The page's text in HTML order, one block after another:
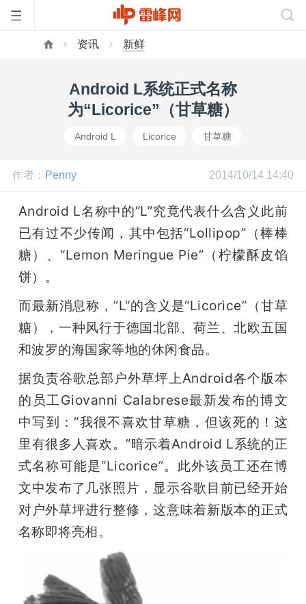
网
开
课
动
中
心
专
资讯 新鲜
Android L系统正式名称
为“Licorice”（甘草糖）
Android L Licorice 甘草糖
作者： Penny 2014/10/14 14:40
Android L名称中的“L”究竟代表什么含义此前
已有过不少传闻，其中包括“Lollipop”（棒棒
糖）、“Lemon Meringue Pie”（柠檬酥皮馅
饼）。
而最新消息称，”L“的含义是“Licorice”（甘草
糖），一种风行于德国北部、荷兰、北欧五国
和波罗的海国家等地的休闲食品。
据负责谷歌总部户外草坪上Android各个版本
的员工Giovanni Calabrese最新发布的博文
中写到：“我很不喜欢甘草糖，但该死的！这
里有很多人喜欢。”暗示着Android L系统的正
式名称可能是“Licorice”。此外该员工还在博
文中发布了几张照片，显示谷歌目前已经开始
对户外草坪进行整修，这意味着新版本的正式
名称即将亮相。